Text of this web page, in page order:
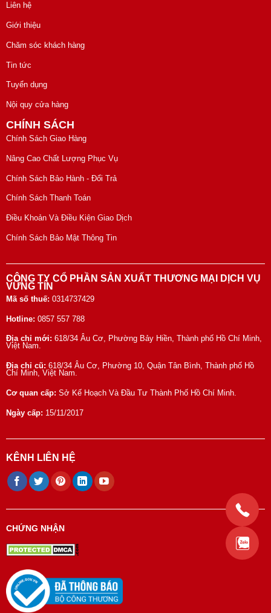
Liên hệ
Giới thiệu
Chăm sóc khách hàng
Tin tức
Tuyển dụng
Nội quy cửa hàng
CHÍNH SÁCH
Chính Sách Giao Hàng
Nâng Cao Chất Lượng Phục Vụ
Chính Sách Bảo Hành - Đổi Trả
Chính Sách Thanh Toán
Điều Khoản Và Điều Kiện Giao Dịch
Chính Sách Bảo Mật Thông Tin
CÔNG TY CỔ PHẦN SẢN XUẤT THƯƠNG MẠI DỊCH VỤ
VỮNG TÍN
Mã số thuế: 0314737429
Hotline: 0857 557 788
Địa chỉ mới: 618/34 Âu Cơ, Phường Bảy Hiền, Thành phố Hồ Chí Minh,
Việt Nam.
Địa chỉ cũ: 618/34 Âu Cơ, Phường 10, Quận Tân Bình, Thành phố Hồ
Chí Minh, Việt Nam.
Cơ quan cấp: Sở Kế Hoạch Và Đầu Tư Thành Phố Hồ Chí Minh.
Ngày cấp: 15/11/2017
KÊNH LIÊN HỆ
CHỨNG NHẬN